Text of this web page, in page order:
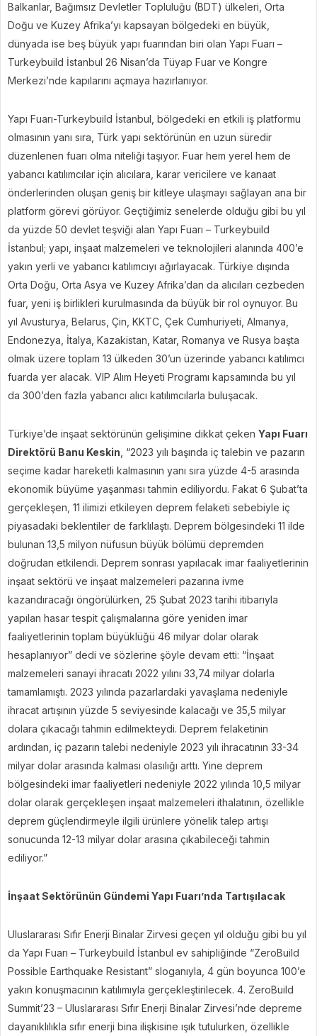
Balkanlar, Bağımsız Devletler Topluluğu (BDT) ülkeleri, Orta
Doğu ve Kuzey Afrika’yı kapsayan bölgedeki en büyük,
dünyada ise beş büyük yapı fuarından biri olan Yapı Fuarı –
Turkeybuild İstanbul 26 Nisan’da Tüyap Fuar ve Kongre
Merkezi’nde kapılarını açmaya hazırlanıyor.
Yapı Fuarı-Turkeybuild İstanbul, bölgedeki en etkili iş platformu
olmasının yanı sıra, Türk yapı sektörünün en uzun süredir
düzenlenen fuarı olma niteliği taşıyor. Fuar hem yerel hem de
yabancı katılımcılar için alıcılara, karar vericilere ve kanaat
önderlerinden oluşan geniş bir kitleye ulaşmayı sağlayan ana bir
platform görevi görüyor. Geçtiğimiz senelerde olduğu gibi bu yıl
da yüzde 50 devlet teşviği alan Yapı Fuarı – Turkeybuild
İstanbul; yapı, inşaat malzemeleri ve teknolojileri alanında 400’e
yakın yerli ve yabancı katılımcıyı ağırlayacak. Türkiye dışında
Orta Doğu, Orta Asya ve Kuzey Afrika’dan da alıcıları cezbeden
fuar, yeni iş birlikleri kurulmasında da büyük bir rol oynuyor. Bu
yıl Avusturya, Belarus, Çin, KKTC, Çek Cumhuriyeti, Almanya,
Endonezya, İtalya, Kazakistan, Katar, Romanya ve Rusya başta
olmak üzere toplam 13 ülkeden 30’un üzerinde yabancı katılımcı
fuarda yer alacak. VIP Alım Heyeti Programı kapsamında bu yıl
da 300’den fazla yabancı alıcı katılımcılarla buluşacak.
Türkiye’de inşaat sektörünün gelişimine dikkat çeken Yapı Fuarı
Direktörü Banu Keskin , “2023 yılı başında iç talebin ve pazarın
seçime kadar hareketli kalmasının yanı sıra yüzde 4-5 arasında
ekonomik büyüme yaşanması tahmin ediliyordu. Fakat 6 Şubat’ta
gerçekleşen, 11 ilimizi etkileyen deprem felaketi sebebiyle iç
piyasadaki beklentiler de farklılaştı. Deprem bölgesindeki 11 ilde
bulunan 13,5 milyon nüfusun büyük bölümü depremden
doğrudan etkilendi. Deprem sonrası yapılacak imar faaliyetlerinin
inşaat sektörü ve inşaat malzemeleri pazarına ivme
kazandıracağı öngörülürken, 25 Şubat 2023 tarihi itibarıyla
yapılan hasar tespit çalışmalarına göre yeniden imar
faaliyetlerinin toplam büyüklüğü 46 milyar dolar olarak
hesaplanıyor” dedi ve sözlerine şöyle devam etti: “İnşaat
malzemeleri sanayi ihracatı 2022 yılını 33,74 milyar dolarla
tamamlamıştı. 2023 yılında pazarlardaki yavaşlama nedeniyle
ihracat artışının yüzde 5 seviyesinde kalacağı ve 35,5 milyar
dolara çıkacağı tahmin edilmekteydi. Deprem felaketinin
ardından, iç pazarın talebi nedeniyle 2023 yılı ihracatının 33-34
milyar dolar arasında kalması olasılığı arttı. Yine deprem
bölgesindeki imar faaliyetleri nedeniyle 2022 yılında 10,5 milyar
dolar olarak gerçekleşen inşaat malzemeleri ithalatının, özellikle
deprem güçlendirmeyle ilgili ürünlere yönelik talep artışı
sonucunda 12-13 milyar dolar arasına çıkabileceği tahmin
ediliyor.”
İnşaat Sektörünün Gündemi Yapı Fuarı’nda Tartışılacak
Uluslararası Sıfır Enerji Binalar Zirvesi geçen yıl olduğu gibi bu yıl
da Yapı Fuarı – Turkeybuild İstanbul ev sahipliğinde “ZeroBuild
Possible Earthquake Resistant” sloganıyla, 4 gün boyunca 100’e
yakın konuşmacının katılımıyla gerçekleştirilecek. 4. ZeroBuild
Summit’23 – Uluslararası Sıfır Enerji Binalar Zirvesi’nde depreme
dayanıklılıkla sıfır enerji bina ilişkisine ışık tutulurken, özellikle